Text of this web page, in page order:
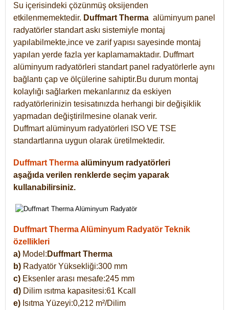
Su içerisindeki çözünmüş oksijenden
etkilenmemektedir. Duffmart Therma alüminyum panel
radyatörler standart askı sistemiyle montaj
yapılabilmekte,ince ve zarif yapısı sayesinde montaj
yapılan yerde fazla yer kaplamamaktadır. Duffmart
alüminyum radyatörleri standart panel radyatörlerle aynı
bağlantı çap ve ölçülerine sahiptir.Bu durum montaj
kolaylığı sağlarken mekanlarınız da eskiyen
radyatörlerinizin tesisatınızda herhangi bir değişiklik
yapmadan değiştirilmesine olanak verir.
Duffmart alüminyum radyatörleri ISO VE TSE
standartlarına uygun olarak üretilmektedir.
Duffmart Therma alüminyum radyatörleri
aşağıda verilen renklerde seçim yaparak
kullanabilirsiniz.
Duffmart Therma Alüminyum Radyatör Teknik
özellikleri
a) Model: Duffmart Therma
b) Radyatör Yüksekliği:300 mm
c) Eksenler arası mesafe:245 mm
d) Dilim ısıtma kapasitesi:61 Kcall
e) Isıtma Yüzeyi:0,212 m²/Dilim